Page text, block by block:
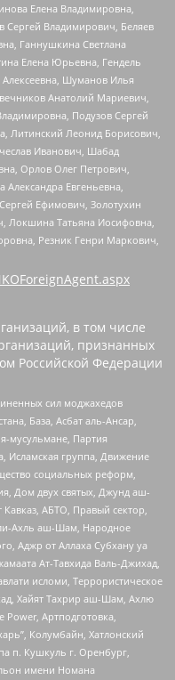
Елена Владимировна,
Сергей Владимирович, Беляев
Ганнушкина Светлана
Елена Юрьевна, Гендель
Шуманов Илья
Анатолий Мариевич,
Подузов Сергей
Литинский Леонид Борисович,
Иванович, Шабад
Орлов Олег Петрович,
Евгеньевна,
Ефимович, Золотухин
Локшина Татьяна Иосифовна,
Резник Генри Маркович,
в том числе
признанных
Российской Федерации
сил моджахедов
База, Асбат аль-Ансар,
мусульмане, Партия
Исламская группа, Движение
социальных реформ,
Дом двух святых, Джунд аш-
АБТО, Правый сектор,
ли-Ахль аш-Шам, Народное
Аджр от Аллаха Субхану уа
Ат-Тавхида Валь-Джихад,
исломи, Террористическое
Хайят Тахрир аш-Шам, Ахлю
Артподготовка,
Колумбайн, Хатлонский
п. Кушкуль г. Оренбург,
имени Номана